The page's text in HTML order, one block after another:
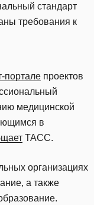
стандарт
требования к
портале проектов
медицинской
в
ТАСС.
организациях
а также